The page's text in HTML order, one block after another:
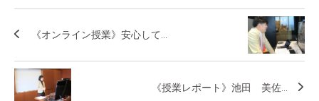
《オンライン授業》安心して...
《授業レポート》池田 美佐...